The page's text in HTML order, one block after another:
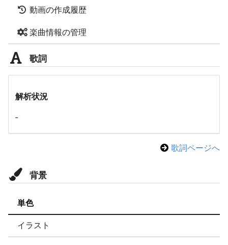
動画の作成履歴
楽曲情報の管理
歌詞
解析状況
-
歌詞ページへ
背景
単色
イラスト